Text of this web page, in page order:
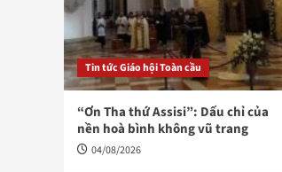
Tin tức Giáo hội Toàn cầu
“Ơn Tha thứ Assisi”: Dấu chỉ của
nền hoà bình không vũ trang
04/08/2026